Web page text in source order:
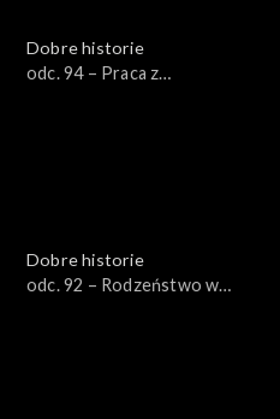
Dobre historie
odc. 94 – Praca z
Dobre historie
odc. 92 – Rodzeństwo w